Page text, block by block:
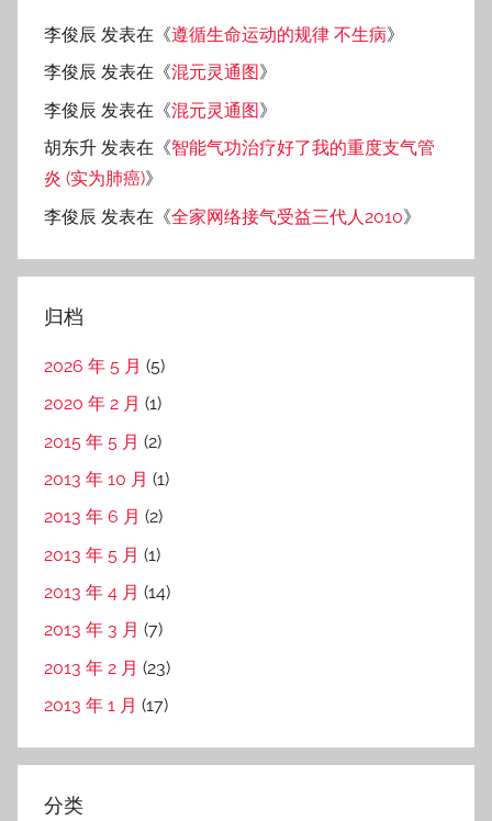
李俊辰 发表在《遵循生命运动的规律 不生病》
李俊辰 发表在《混元灵通图 》
李俊辰 发表在《混元灵通图》
胡东升 发表在《智能气功治疗好了我的重度支气管
炎 (实为肺癌)》
李俊辰 发表在《全家网络接气受益三代人2010》
归档
2026 年 5 月 (5)
2020 年 2 月 (1)
2015 年 5 月 (2)
2013 年 10 月 (1)
2013 年 6 月 (2)
2013 年 5 月 (1)
2013 年 4 月 (14)
2013 年 3 月 (7)
2013 年 2 月 (23)
2013 年 1 月 (17)
分类